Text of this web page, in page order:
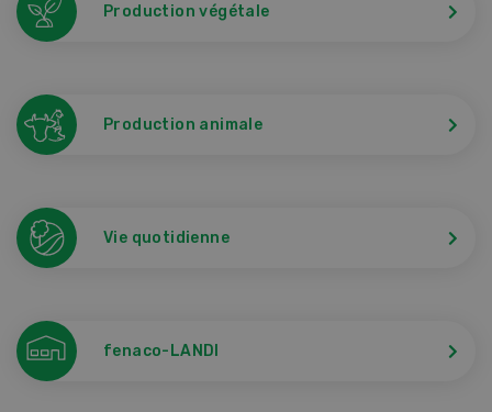
Production végétale
Production animale
Vie quotidienne
fenaco-LANDI